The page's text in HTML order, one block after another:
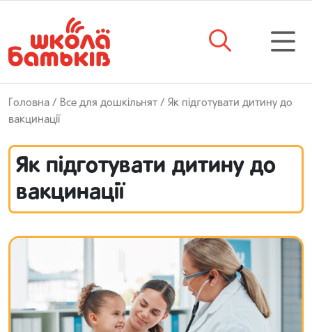
Головна / Все для дошкільнят / Як підготувати дитину до
вакцинації
Як підготувати дитину до
вакцинації